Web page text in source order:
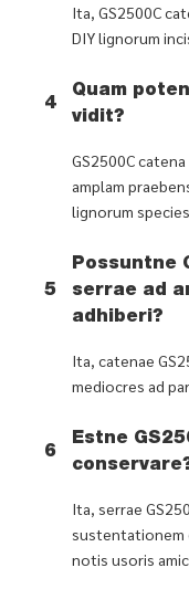
Ita, GS2500C
DIY lignorum
4
Quam
vidit?
GS2500C
amplam
lignorum
5
Possuntne
serrae ad
adhiberi?
Ita, catenae
mediocres ad
6
Estne
Ita, serrae
sustentationem
notis usoris